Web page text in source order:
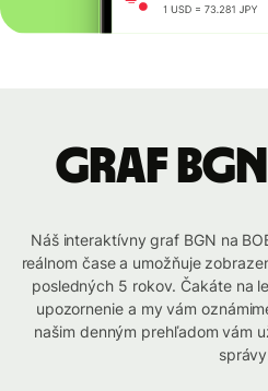
graf BGN
Náš interaktívny graf BGN na
reálnom čase a umožňuje
posledných 5 rokov. Čakáte na
upozornenie a my vám
našim denným prehľadom vám